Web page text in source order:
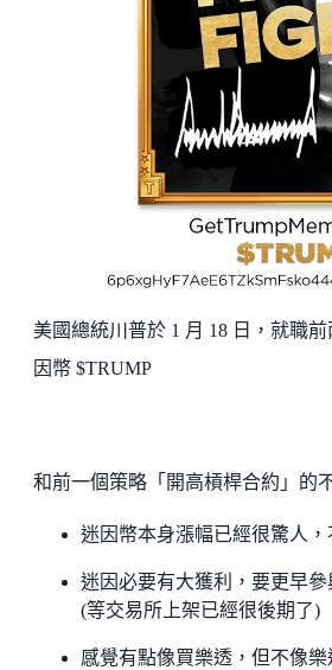
美國總統川普於 1 月 18 日，就職
因幣 $TRUMP
和前一個策略「開高槓桿合約」的
迷因幣本身漲幅已經很驚人
迷因必要有大獲利，要更早
(等交易所上架已經很後期了)
感覺有點像買樂透，但不像